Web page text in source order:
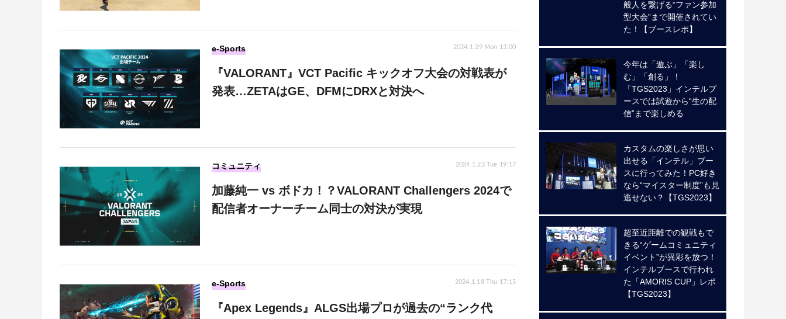
e-Sports 2024.1.29 Mon 13:00
『VALORANT』VCT Pacific キックオフ大会の対戦表が
発表…ZETAはGE、DFMにDRXと対決へ
コミュニティ 2024.1.23 Tue 19:17
加藤純一 vs ボドカ！？VALORANT Challengers 2024で
配信者オーナーチーム同士の対決が実現
e-Sports 2024.1.18 Thu 17:15
『Apex Legends』ALGS出場プロが過去の“ランク代
般人を繋げる“ファン参加
型大会”まで開催されてい
た！【ブースレポ】
今年は「遊ぶ」「楽し
む」「創る」！
「TGS2023」インテルブ
ースでは試遊から“生の配
信”まで楽しめる
カスタムの楽しさが思い
出せる「インテル」ブー
スに行ってみた！PC好き
なら“マイスター制度”も見
逃せない？【TGS2023】
超至近距離での観戦もで
きる“ゲームコミュニティ
イベント”が異彩を放つ！
インテルブースで行われ
た「AMORIS CUP」レポ
【TGS2023】